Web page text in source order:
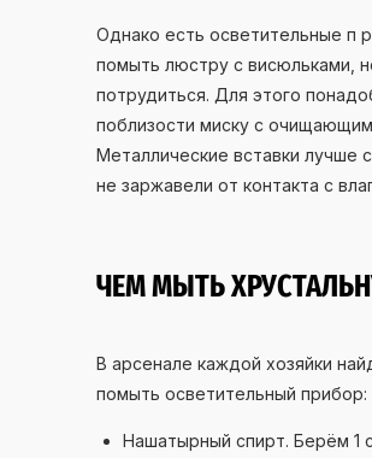
Однако есть осветительные п
помыть люстру с висюльками,
потрудиться. Для этого
поблизости миску с
Металлические вставки лучше
не заржавели от контакта с
ЧЕМ МЫТЬ
В арсенале каждой хозяйки
помыть осветительный прибор:
Нашатырный спирт. Берём 1